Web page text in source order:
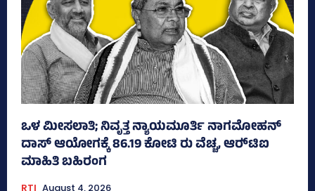
ಒಳ ಮೀಸಲಾತಿ; ನಿವೃತ್ತ ನ್ಯಾಯಮೂರ್ತಿ ನಾಗಮೋಹನ್
ದಾಸ್ ಆಯೋಗಕ್ಕೆ 86.19 ಕೋಟಿ ರು ವೆಚ್ಚ, ಆರ್‍‌ಟಿಐ
ಮಾಹಿತಿ ಬಹಿರಂಗ
RTI August 4, 2026